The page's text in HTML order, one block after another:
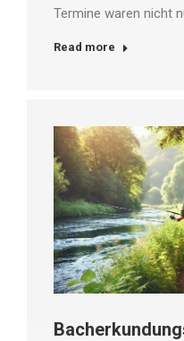
Termine waren nicht
Read more